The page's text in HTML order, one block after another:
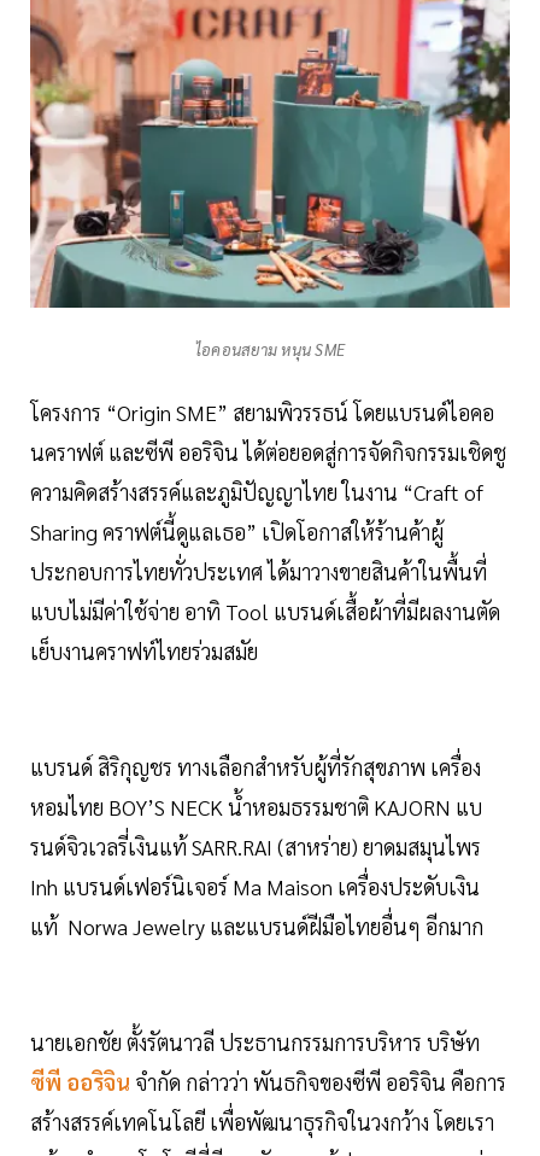
ไอคอนสยาม หนุน SME
โครงการ “Origin SME” สยามพิวรรธน์ โดยแบรนด์ไอคอ
นคราฟต์ และซีพี ออริจิน ได้ต่อยอดสู่การจัดกิจกรรมเชิดชู
ความคิดสร้างสรรค์และภูมิปัญญาไทย ในงาน “Craft of
Sharing คราฟต์นี้ดูแลเธอ” เปิดโอกาสให้ร้านค้าผู้
ประกอบการไทยทั่วประเทศ ได้มาวางขายสินค้าในพื้นที่
แบบไม่มีค่าใช้จ่าย อาทิ Tool แบรนด์เสื้อผ้าที่มีผลงานตัด
เย็บงานคราฟท์ไทยร่วมสมัย
แบรนด์ สิริกุญชร ทางเลือกสำหรับผู้ที่รักสุขภาพ เครื่อง
หอมไทย BOY’S NECK น้ำหอมธรรมชาติ KAJORN แบ
รนด์จิวเวลรี่เงินแท้ SARR.RAI (สาหร่าย) ยาดมสมุนไพร
Inh แบรนด์เฟอร์นิเจอร์ Ma Maison เครื่องประดับเงิน
แท้ Norwa Jewelry และแบรนด์ฝีมือไทยอื่นๆ อีกมาก
นายเอกชัย ตั้งรัตนาวลี ประธานกรรมการบริหาร บริษัท
ซีพี ออริจิน จำกัด กล่าวว่า พันธกิจของซีพี ออริจิน คือการ
สร้างสรรค์เทคโนโลยี เพื่อพัฒนาธุรกิจในวงกว้าง โดยเรา